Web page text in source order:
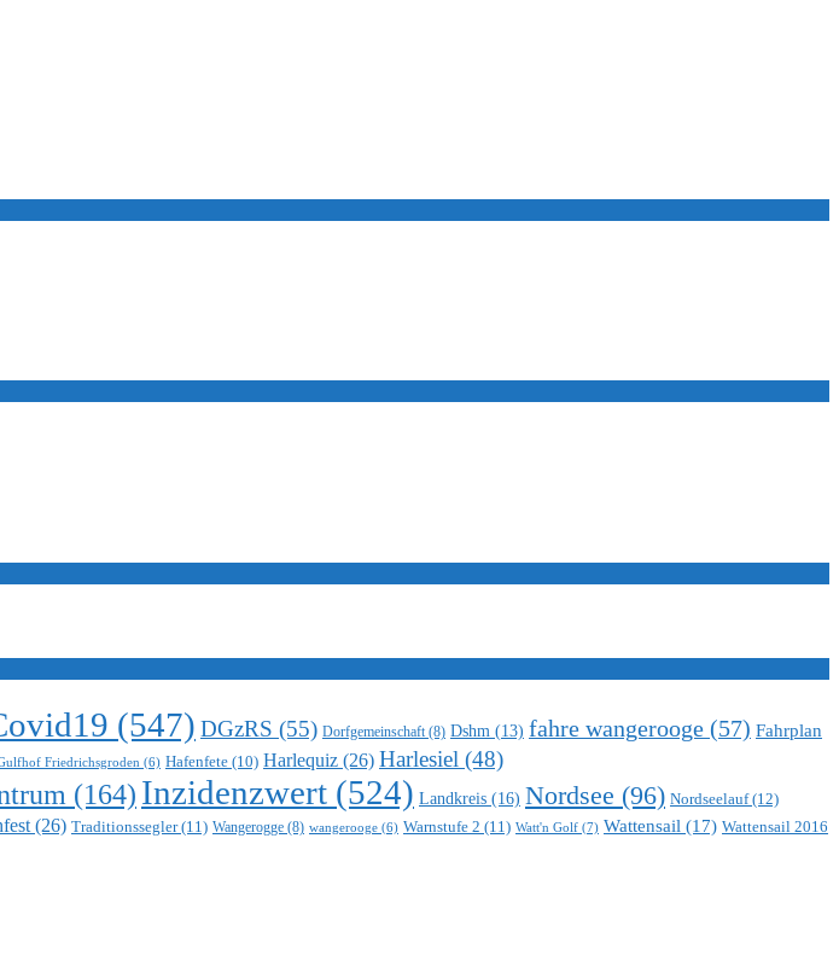
(547) DGzRS (55) Dorfgemeinschaft(8) Dshm (13) fahre wangerooge (57) Fahrplan
Friedrichsgroden (6) Hafenfete (10) Harlequiz (26) Harlesiel (48)
(164) Inzidenzwert (524) Landkreis (16) Nordsee (96) Nordseelauf(12)
(26) Traditionssegler(11) Wangerogge (8) wangerooge (6) Warnstufe 2 (11) Watt'n Golf (7) Wattensail (17) Wattensail 2016